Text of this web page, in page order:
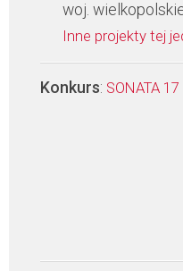
woj.
Inne projekty tej
Konkurs: SONATA 17